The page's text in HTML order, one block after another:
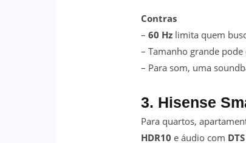
Contras
– 60 Hz limita quem
– Tamanho grande
– Para som, uma
3. Hisense
Para quartos,
HDR10 e áudio com